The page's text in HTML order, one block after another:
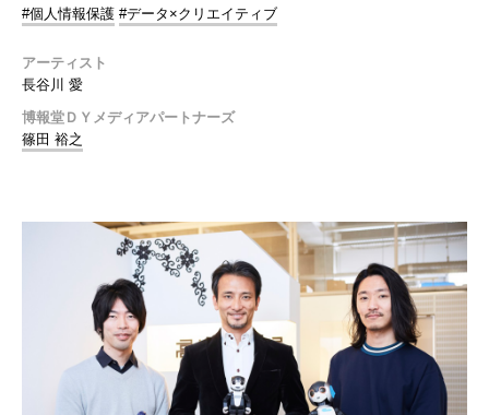
#個人情報保護 #データ×クリエイティブ
アーティスト
長谷川 愛
博報堂ＤＹメディアパートナーズ
篠田 裕之